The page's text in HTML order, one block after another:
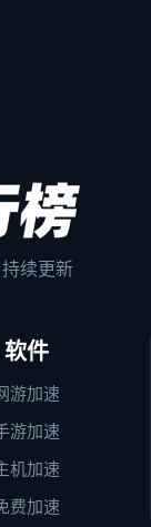
续更新
软件
游加速
游加速
机加速
费加速